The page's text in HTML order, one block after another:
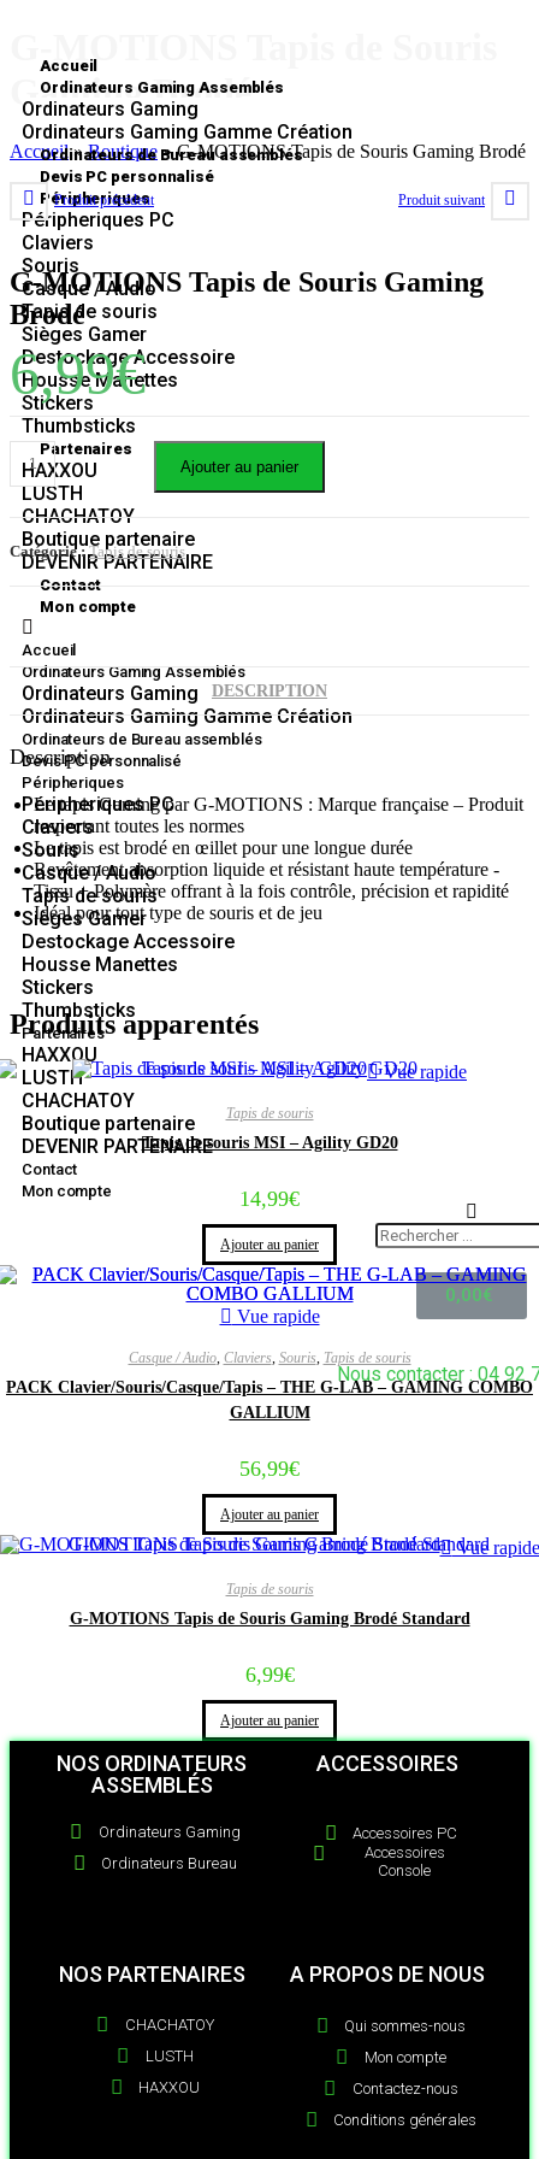
Accueil
Ordinateurs Gaming Assemblés
Ordinateurs Gaming
Ordinateurs Gaming Gamme Création
Ordinateurs de Bureau assemblés
Devis PC personnalisé
Péripheriques
Péripheriques PC
Claviers
Souris
Casque / Audio
Tapis de souris
Sièges Gamer
Destockage Accessoire
Housse Manettes
Stickers
Thumbsticks
Partenaires
HAXXOU
LUSTH
CHACHATOY
Boutique partenaire
DEVENIR PARTENAIRE
Contact
Mon compte
Accueil
Ordinateurs Gaming Assemblés
Ordinateurs Gaming
Ordinateurs Gaming Gamme Création
Ordinateurs de Bureau assemblés
Devis PC personnalisé
Péripheriques
Péripheriques PC
Claviers
Souris
Casque / Audio
Tapis de souris
Sièges Gamer
Destockage Accessoire
Housse Manettes
Stickers
Thumbsticks
Partenaires
HAXXOU
LUSTH
CHACHATOY
Boutique partenaire
DEVENIR PARTENAIRE
Contact
Mon compte
0,00€
Nous contacter : 04 92
G-MOTIONS Tapis de Souris
Gaming Brodé
Accueil»Boutique»G-MOTIONS Tapis de Souris Gaming Brodé
Produit précédent Produit suivant
G-MOTIONS Tapis de Souris Gaming
Brodé
6,99€
Ajouter au panier
Catégorie :Tapis de souris
DESCRIPTION
Description
Le tapis Gaming par G-MOTIONS : Marque française – Produit
respectant toutes les normes
Le tapis est brodé en œillet pour une longue durée
Revêtement absorption liquide et résistant haute température -
Tissu + Polymère offrant à la fois contrôle, précision et rapidité
Idéal pour tout type de souris et de jeu
Produits apparentés
Vue rapide
Tapis de souris
Tapis de souris MSI – Agility GD20
14,99€
Ajouter au panier
Vue rapide
Casque / Audio, Claviers, Souris, Tapis de souris
PACK Clavier/Souris/Casque/Tapis – THE G-LAB – GAMING COMBO
GALLIUM
56,99€
Ajouter au panier
Vue rapide
Tapis de souris
G-MOTIONS Tapis de Souris Gaming Brodé Standard
6,99€
Ajouter au panier
NOS ORDINATEURS
ASSEMBLÉS
Ordinateurs Gaming
Ordinateurs Bureau
ACCESSOIRES
Accessoires PC
Accessoires
Console
NOS PARTENAIRES
CHACHATOY
LUSTH
HAXXOU
A PROPOS DE NOUS
Qui sommes-nous
Mon compte
Contactez-nous
Conditions générales